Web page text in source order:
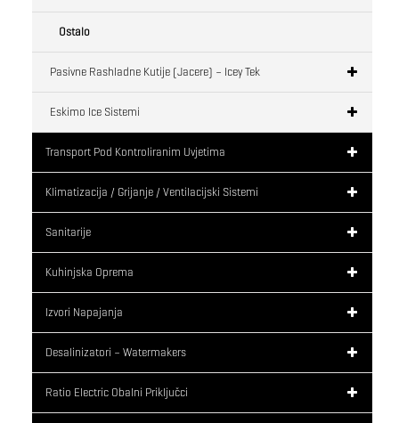
Ostalo
Pasivne Rashladne Kutije (jacere) – Icey Tek
Eskimo Ice Sistemi
Transport Pod Kontroliranim Uvjetima
Klimatizacija / Grijanje / Ventilacijski Sistemi
Sanitarije
Kuhinjska Oprema
Izvori Napajanja
Desalinizatori – Watermakers
Ratio Electric Obalni Priključci